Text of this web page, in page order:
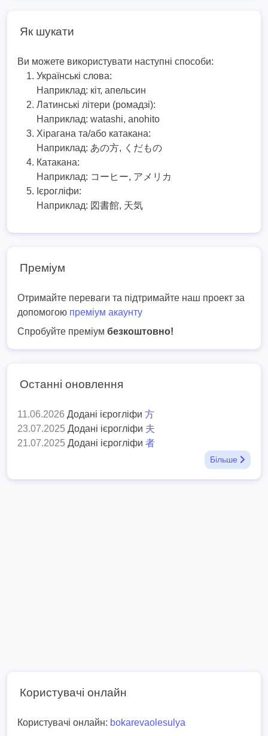
Як шукати
Ви можете використувати наступні способи:
Українські слова:
Наприклад: кіт, апельсин
Латинські літери (ромадзі):
Наприклад: watashi, anohito
Хірагана та/або катакана:
Наприклад: あの方, くだもの
Катакана:
Наприклад: コーヒー, アメリカ
Ієрогліфи:
Наприклад: 図書館, 天気
Преміум
Отримайте переваги та підтримайте наш проект за
допомогою преміум акаунту
Спробуйте преміум безкоштовно!
Останні оновлення
11.06.2026 Додані ієрогліфи 方
23.07.2025 Додані ієрогліфи 夫
21.07.2025 Додані ієрогліфи 者
Більше
Користувачі онлайн
Користувачі онлайн: bokarevaolesulya